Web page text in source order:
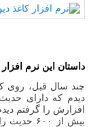
داستان این نرم افزار
چند سال قبل، روی
دیدم که دارای
افزارش را گرفتم
بیش از